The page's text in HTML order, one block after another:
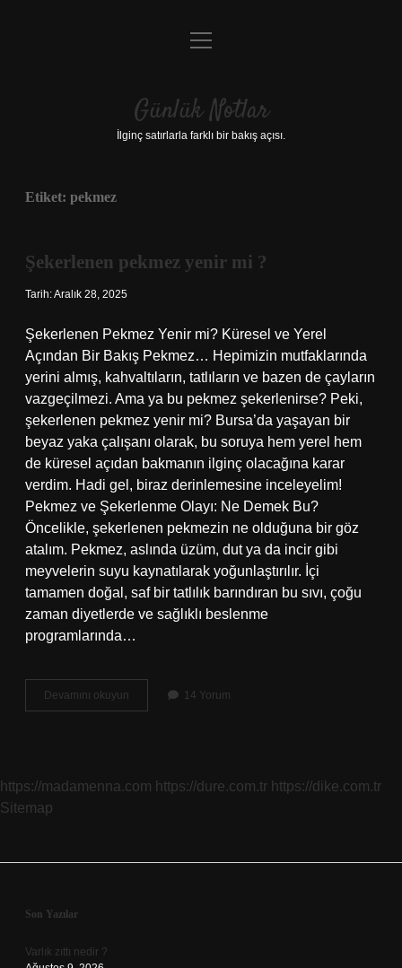
Anasayfa
Yasal Uyarı
menüyü
Günlük Notlar
İlginç satırlarla farklı bir bakış açısı.
Etiket: pekmez
Şekerlenen pekmez yenir mi ?
Tarih: Aralık 28, 2025
Şekerlenen Pekmez Yenir mi? Küresel ve Yerel
Açından Bir Bakış Pekmez… Hepimizin mutfaklarında
yerini almış, kahvaltıların, tatlıların ve bazen de çayların
vazgeçilmezi. Ama ya bu pekmez şekerlenirse? Peki,
şekerlenen pekmez yenir mi? Bursa’da yaşayan bir
beyaz yaka çalışanı olarak, bu soruya hem yerel hem
de küresel açıdan bakmanın ilginç olacağına karar
verdim. Hadi gel, biraz derinlemesine inceleyelim!
Pekmez ve Şekerlenme Olayı: Ne Demek Bu?
Öncelikle, şekerlenen pekmezin ne olduğuna bir göz
atalım. Pekmez, aslında üzüm, dut ya da incir gibi
meyvelerin suyu kaynatılarak yoğunlaştırılır. İçi
tamamen doğal, saf bir tatlılık barındıran bu sıvı, çoğu
zaman diyetlerde ve sağlıklı beslenme
programlarında…
Devamını okuyun Şekerlenen
pekmez
14 Yorum
https://madamenna.com https://dure.com.tr https://dike.com.tr
Sitemap
Sidebar
Son Yazılar
Varlık zıttı nedir ?